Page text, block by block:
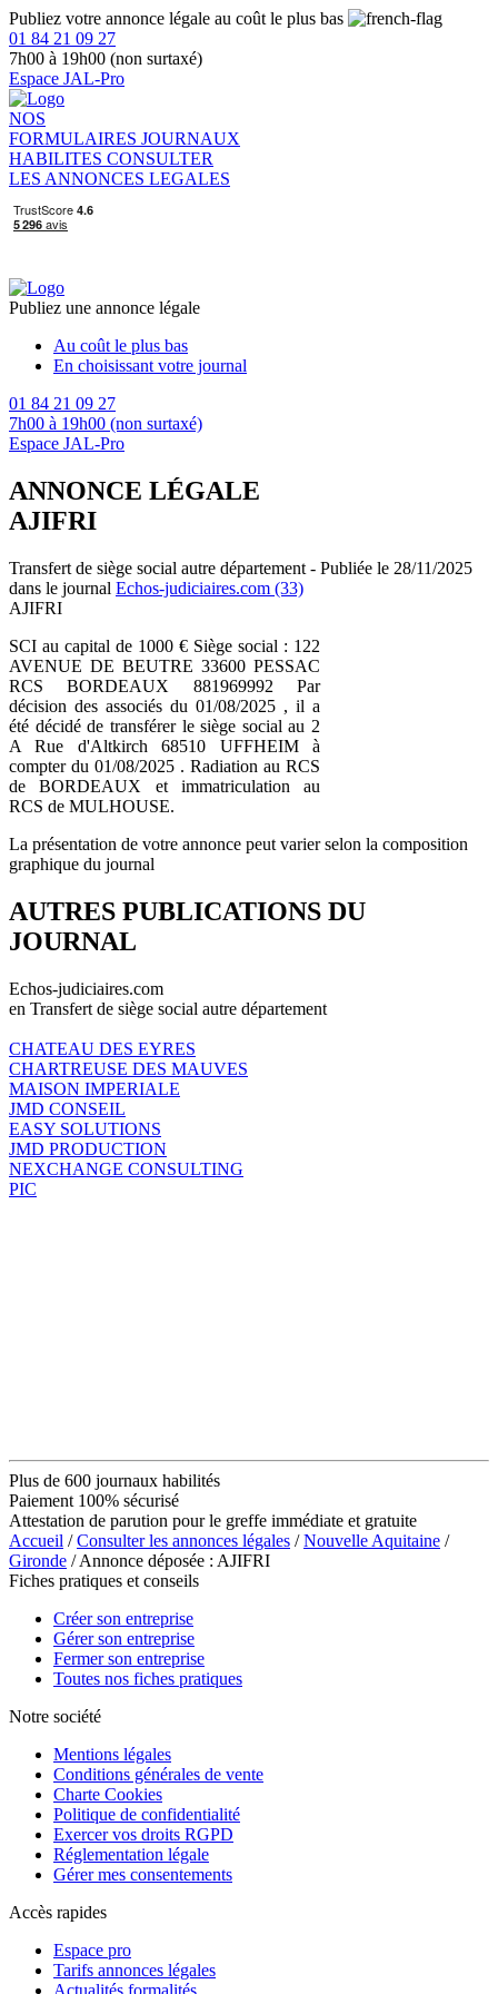
Publiez votre annonce légale au coût le plus bas
01 84 21 09 27
7h00 à 19h00 (non surtaxé)
Espace JAL-Pro
NOS
FORMULAIRES JOURNAUX
HABILITES CONSULTER
LES ANNONCES LEGALES
Publiez une annonce légale
Au coût le plus bas
En choisissant votre journal
01 84 21 09 27
7h00 à 19h00 (non surtaxé)
Espace JAL-Pro
ANNONCE LÉGALE
AJIFRI
Transfert de siège social autre département - Publiée le 28/11/2025
dans le journal Echos-judiciaires.com (33)
AJIFRI
SCI au capital de 1000 € Siège social : 122
AVENUE DE BEUTRE 33600 PESSAC
RCS BORDEAUX 881969992 Par
décision des associés du 01/08/2025 , il a
été décidé de transférer le siège social au 2
A Rue d'Altkirch 68510 UFFHEIM à
compter du 01/08/2025 . Radiation au RCS
de BORDEAUX et immatriculation au
RCS de MULHOUSE.
La présentation de votre annonce peut varier selon la composition
graphique du journal
AUTRES PUBLICATIONS DU
JOURNAL
Echos-judiciaires.com
en Transfert de siège social autre département
CHATEAU DES EYRES
CHARTREUSE DES MAUVES
MAISON IMPERIALE
JMD CONSEIL
EASY SOLUTIONS
JMD PRODUCTION
NEXCHANGE CONSULTING
PIC
Plus de 600 journaux habilités
Paiement 100% sécurisé
Attestation de parution pour le greffe immédiate et gratuite
Accueil /Consulter les annonces légales /Nouvelle Aquitaine /
Gironde / Annonce déposée : AJIFRI
Fiches pratiques et conseils
Créer son entreprise
Gérer son entreprise
Fermer son entreprise
Toutes nos fiches pratiques
Notre société
Mentions légales
Conditions générales de vente
Charte Cookies
Politique de confidentialité
Exercer vos droits RGPD
Réglementation légale
Gérer mes consentements
Accès rapides
Espace pro
Tarifs annonces légales
Actualités formalités